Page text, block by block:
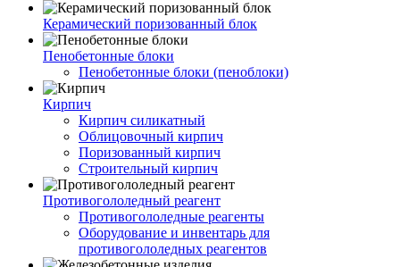
Керамический поризованный блок
Пенобетонные блоки
Пенобетонные блоки (пеноблоки)
Кирпич
Кирпич силикатный
Облицовочный кирпич
Поризованный кирпич
Строительный кирпич
Противогололедный реагент
Противогололедные реагенты
Оборудование и инвентарь для
противогололедных реагентов